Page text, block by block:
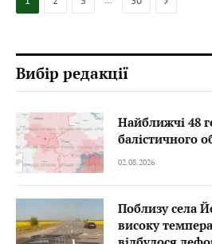
Вибір редакції
Найближчі 48
балістичного
02.08.2026
Поблизу села
високу